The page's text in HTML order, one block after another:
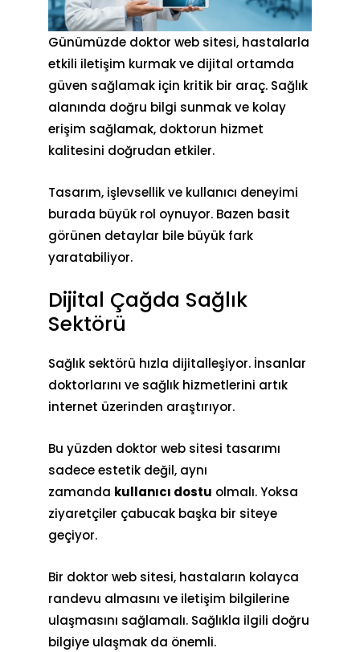
Günümüzde doktor web sitesi, hastalarla
etkili iletişim kurmak ve dijital ortamda
güven sağlamak için kritik bir araç. Sağlık
alanında doğru bilgi sunmak ve kolay
erişim sağlamak, doktorun hizmet
kalitesini doğrudan etkiler.
Tasarım, işlevsellik ve kullanıcı deneyimi
burada büyük rol oynuyor. Bazen basit
görünen detaylar bile büyük fark
yaratabiliyor.
Dijital Çağda Sağlık
Sektörü
Sağlık sektörü hızla dijitalleşiyor. İnsanlar
doktorlarını ve sağlık hizmetlerini artık
internet üzerinden araştırıyor.
Bu yüzden doktor web sitesi tasarımı
sadece estetik değil, aynı
zamanda kullanıcı dostu olmalı. Yoksa
ziyaretçiler çabucak başka bir siteye
geçiyor.
Bir doktor web sitesi, hastaların kolayca
randevu almasını ve iletişim bilgilerine
ulaşmasını sağlamalı. Sağlıkla ilgili doğru
bilgiye ulaşmak da önemli.